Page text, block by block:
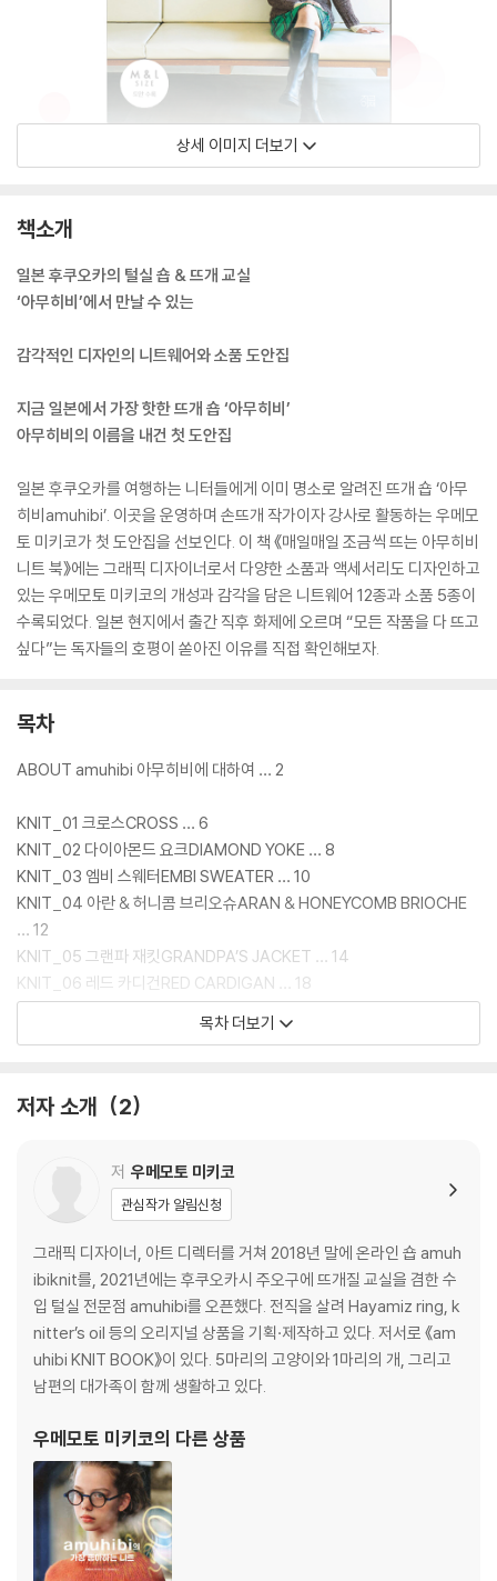
상세 이미지 더보기
책소개
일본 후쿠오카의 털실 숍 & 뜨개 교실
‘아무히비’에서 만날 수 있는
감각적인 디자인의 니트웨어와 소품 도안집
지금 일본에서 가장 핫한 뜨개 숍 ‘아무히비’
아무히비의 이름을 내건 첫 도안집
일본 후쿠오카를 여행하는 니터들에게 이미 명소로 알려진 뜨개 숍 ‘아무
히비amuhibi’. 이곳을 운영하며 손뜨개 작가이자 강사로 활동하는 우메모
토 미키코가 첫 도안집을 선보인다. 이 책 《매일매일 조금씩 뜨는 아무히비
니트 북》에는 그래픽 디자이너로서 다양한 소품과 액세서리도 디자인하고
있는 우메모토 미키코의 개성과 감각을 담은 니트웨어 12종과 소품 5종이
수록되었다. 일본 현지에서 출간 직후 화제에 오르며 “모든 작품을 다 뜨고
싶다”는 독자들의 호평이 쏟아진 이유를 직접 확인해보자.
목차
ABOUT amuhibi 아무히비에 대하여 … 2
KNIT_01 크로스CROSS … 6
KNIT_02 다이아몬드 요크DIAMOND YOKE … 8
KNIT_03 엠비 스웨터EMBI SWEATER … 10
KNIT_04 아란 & 허니콤 브리오슈ARAN & HONEYCOMB BRIOCHE
… 12
KNIT_05 그랜파 재킷GRANDPA’S JACKET … 14
KNIT_06 레드 카디건RED CARDIGAN … 18
KNIT_07 후디드 롱 카디건HOODED LONG CARDIGAN … 20
KNIT_08 다이아몬드 베스트DIAMOND VEST … 22
KNIT_11 티렉스 스웨터T-REX SWEATER … 28
KNIT_13 아란 양말ARAN SOCKS … 32
KNIT_14 아란 비니ARAN CAP … 34
KNIT_15 로피 보닛LOPI’S BONNET … 36
KNIT_16 체크무늬 모헤어 삭스CHECKED MOHAIR SOCKS … 37
KNIT_17 포레스트 & 피스 삭스FOREST & PEACE … 38
amuhibi NOTE_01 바늘과 실에 대하여 … 16
amuhibi NOTE_02 삭스얀에 대한 여러 가지 … 33
amuhibi NOTE_03 자투리 실 활용법 / 마무리와 관리 … 48
POINT PROCESS 포인트 프로세스 … 40
ABOUT YARN 이 책에서 사용한 실 … 46
ABOUT CHECK SHEET 체크 시트에 대하여 … 50
HOW TO KNIT 작품을 뜨는 방법 … 57
BASIC TECHNIQUE GUIDE 뜨개의 기초 … 98
목차 더보기
저자 소개 2
저 우메모토 미키코
관심작가 알림신청
그래픽 디자이너, 아트 디렉터를 거쳐 2018년 말에 온라인 숍 amuh
ibiknit를, 2021년에는 후쿠오카시 주오구에 뜨개질 교실을 겸한 수
입 털실 전문점 amuhibi를 오픈했다. 전직을 살려 Hayamiz ring, k
nitter’s oil 등의 오리지널 상품을 기획·제작하고 있다. 저서로 《am
uhibi KNIT BOOK》이 있다. 5마리의 고양이와 1마리의 개, 그리고
남편의 대가족이 함께 생활하고 있다.
우메모토 미키코의 다른 상품